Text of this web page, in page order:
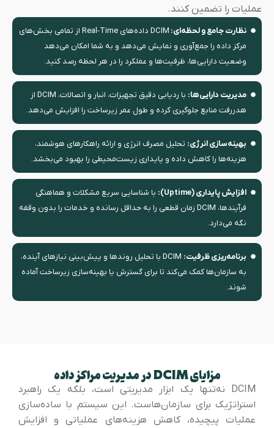
عملیات را تضمین کنند.
نظارت جامع و لحظه‌ای:
DCIM داده‌های Real-Time از تمامی بخش‌های
مرکز داده را جمع‌آوری و نمایش می‌دهد و به شما امکان می‌دهد
وضعیت دارایی‌ها، ظرفیت‌ها و عملکرد را در هر لحظه رصد کنید.
مدیریت دارایی‌ها:
با ردیابی دقیق تجهیزات، انبار و اتصالات، DCIM از
هدررفت منابع جلوگیری کرده و طول عمر زیرساخت را افزایش می‌دهد.
بهینه‌سازی انرژی:تحلیل مصرف انرژی و ارائه راهکارهای هوشمند،
هزینه‌ها را کاهش داده و پایداری زیست‌محیطی را بهبود می‌بخشد.
افزایش پایداری (Uptime):
با شناسایی سریع مشکلات و هماهنگی
فرآیندها، DCIM زمان قطعی را به حداقل رسانده و خدمات را بدون وقفه
نگه می‌دارد.
برنامه‌ریزی ظرفیت:
DCIM با تحلیل روندها و پیش‌بینی نیازهای آینده،
به سازمان‌ها کمک می‌کند تا برای گسترش یا بهینه‌سازی زیرساخت آماده
شوند.
مزایای DCIM در مدیریت مراکز داده
DCIM نه‌تنها یک ابزار مدیریتی است، بلکه یک راهبرد
استراتژیک برای سازمان‌هاست. این سیستم با ساده‌سازی
عملیات پیچیده، کاهش هزینه‌های عملیاتی و افزایش